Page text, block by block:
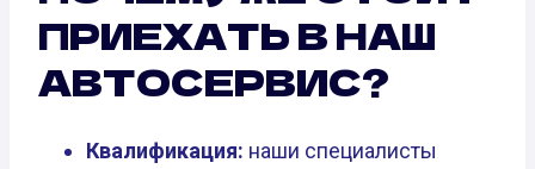
ПРИЕХАТЬ В НАШ
АВТОСЕРВИС?
Квалификация: наши специалисты